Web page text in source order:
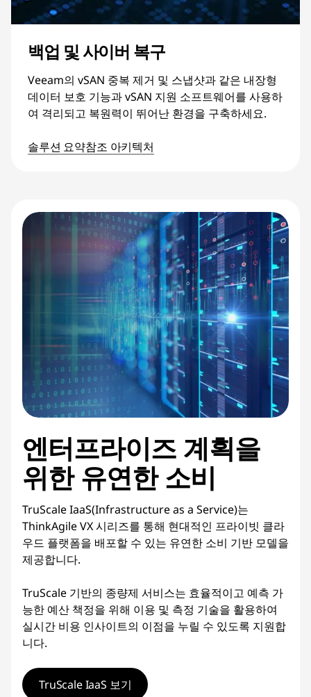
백업 및 사이버 복구
Veeam의 vSAN 중복 제거 및 스냅샷과 같은 내장형
데이터 보호 기능과 vSAN 지원 소프트웨어를 사용하
여 격리되고 복원력이 뛰어난 환경을 구축하세요.
솔루션 요약참조 아키텍처
엔터프라이즈 계획을
위한 유연한 소비
TruScale IaaS(Infrastructure as a Service)는
ThinkAgile VX 시리즈를 통해 현대적인 프라이빗 클라
우드 플랫폼을 배포할 수 있는 유연한 소비 기반 모델을
제공합니다.
TruScale 기반의 종량제 서비스는 효율적이고 예측 가
능한 예산 책정을 위해 이용 및 측정 기술을 활용하여
실시간 비용 인사이트의 이점을 누릴 수 있도록 지원합
니다.
TruScale IaaS 보기